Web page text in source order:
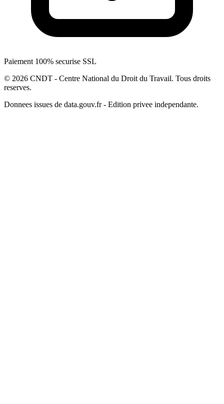
Paiement 100% securise SSL
© 2026 CNDT - Centre National du Droit du Travail. Tous droits
reserves.
Donnees issues de data.gouv.fr - Edition privee independante.